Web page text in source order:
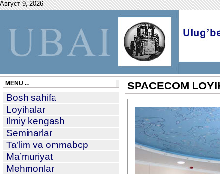
Август 9, 2026
MENU ...
Bosh sahifa
Loyihalar
Ilmiy kengash
Seminarlar
Ta’lim va ommabop
Ma’muriyat
Mehmonlar
SPACECOM